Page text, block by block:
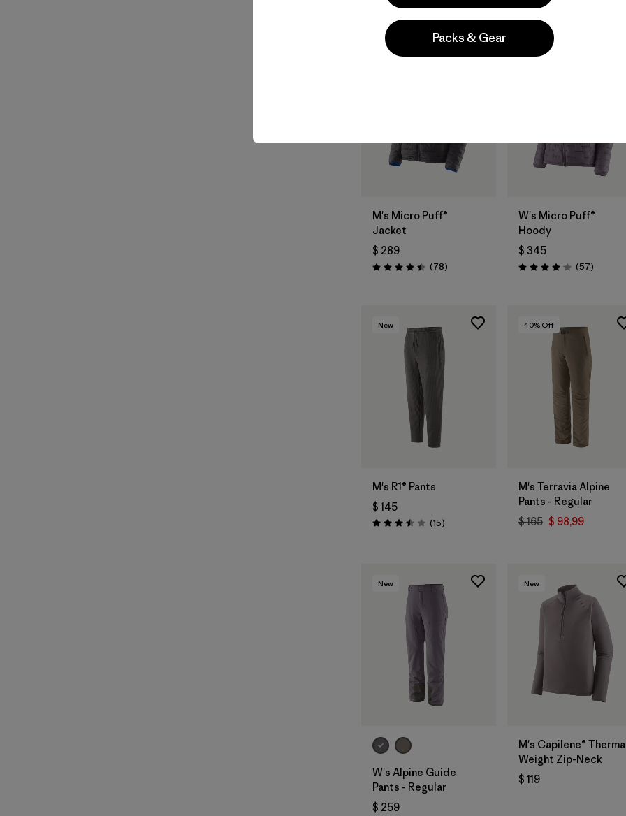
New
M's Micro Puff®
Jacket
$ 289
Valoración: 4.4 / 5
(78Comentarios
)
New
W's Micro Puff®
Hoody
$ 345
Valoración: 4.1 / 5
(57)
New
M's R1® Pants
$ 145
Valoración: 3.5 / 5
(15Comentarios
)
40% Off
M's Terravia Alpine
Pants - Regular
$ 165 $ 98,99
New
W's Alpine Guide
Pants - Regular
$ 259
New
M's Capilene® Thermal
Weight Zip-Neck
$ 119
Packs & Gear